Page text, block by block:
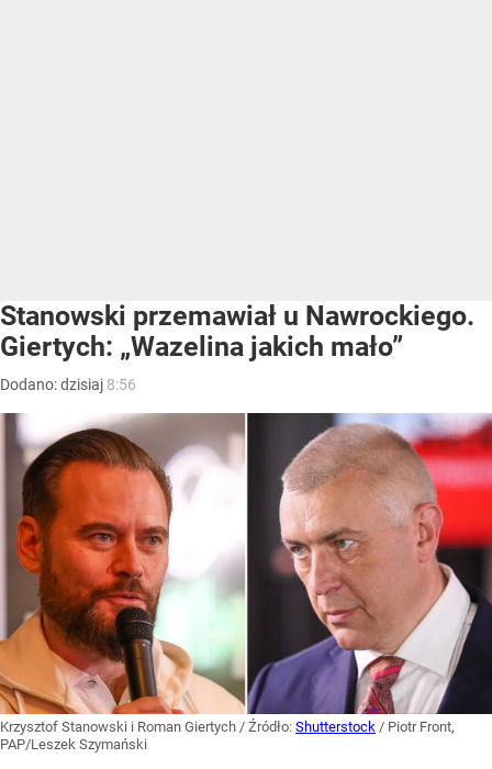
Stanowski przemawiał u Nawrockiego.
Giertych: „Wazelina jakich mało”
Dodano:dzisiaj 8:56
Krzysztof Stanowski i Roman Giertych / Źródło: Shutterstock / Piotr Front,
PAP/Leszek Szymański